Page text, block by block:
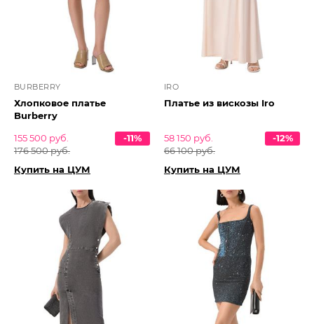
BURBERRY
Хлопковое платье
Burberry
155 500 руб.
176 500 руб.
-11%
Купить на ЦУМ
IRO
Платье из вискозы Iro
58 150 руб.
66 100 руб.
-12%
Купить на ЦУМ